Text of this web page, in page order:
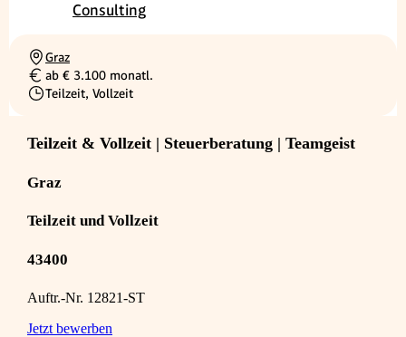
Consulting
Ortschaft
Graz
Gehalt
ab € 3.100 monatl.
Beschäftigungsart
Teilzeit, Vollzeit
Teilzeit & Vollzeit | Steuerberatung | Teamgeist
Graz
Teilzeit und Vollzeit
43400
Auftr.-Nr. 12821-ST
Jetzt bewerben